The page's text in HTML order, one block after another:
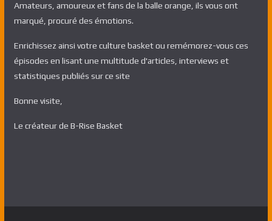
Amateurs, amoureux et fans de la balle orange, ils vous ont
marqué, procuré des émotions.
Enrichissez ainsi votre culture basket ou remémorez-vous ces
épisodes en lisant une multitude d'articles, interviews et
statistiques publiés sur ce site
Bonne visite,
Le créateur de B-Rise Basket